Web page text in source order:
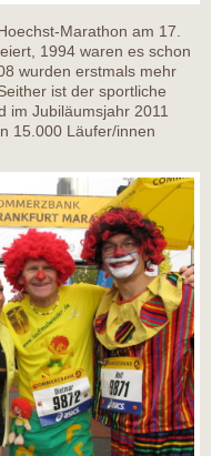
Marathon am 17.
1994 waren es schon
wurden erstmals mehr
ist der sportliche
im Jubiläumsjahr 2011
15.000 Läufer/innen